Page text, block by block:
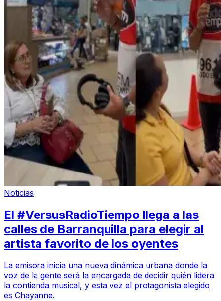
Noticias
El #VersusRadioTiempo llega a las
calles de Barranquilla para elegir al
artista favorito de los oyentes
La emisora inicia una nueva dinámica urbana donde la
voz de la gente será la encargada de decidir quién lidera
la contienda musical, y esta vez el protagonista elegido
es Chayanne.